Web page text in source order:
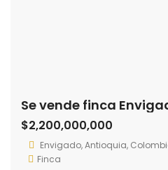
$2,200,000,000
Envigado, Antioquia,
Finca